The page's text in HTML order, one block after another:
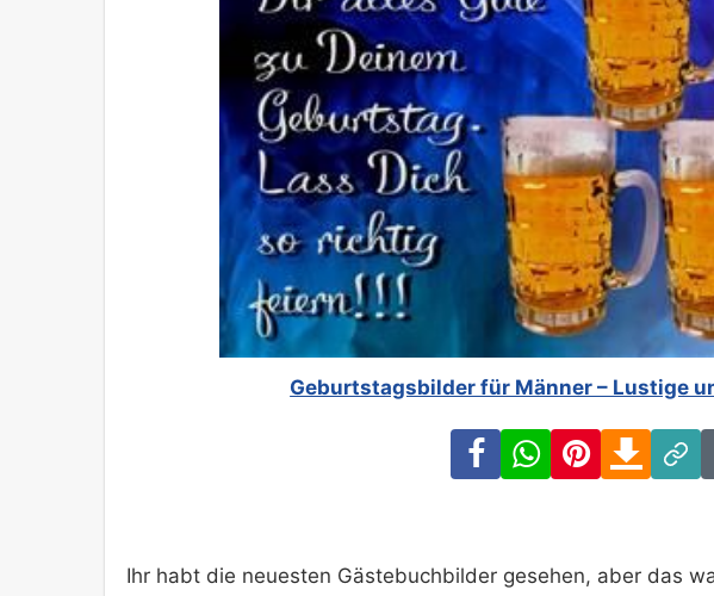
Geburtstagsbilder für Männer – Lustige
FacebookWhatsAppPinterest
Link
Ihr habt die neuesten Gästebuchbilder gesehen, aber das